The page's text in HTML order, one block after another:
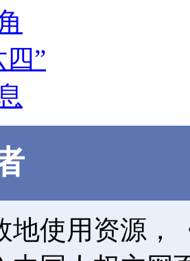
”
地使用资源，